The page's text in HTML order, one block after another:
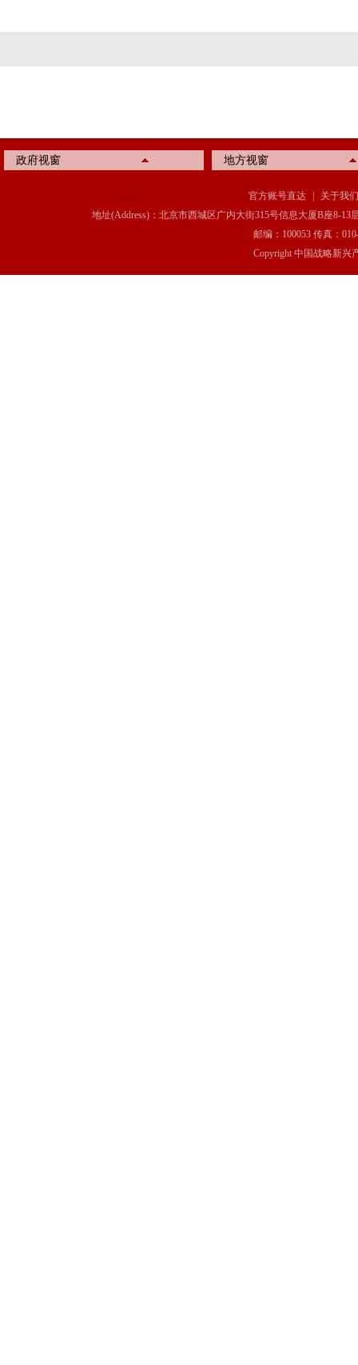
政府视窗 地方视窗
官方账号直达
关于我们
地址(Address)：北京市西城区广内大街315号信息大厦B座8-13
邮编：100053 传真：
Copyright 中国战略新兴